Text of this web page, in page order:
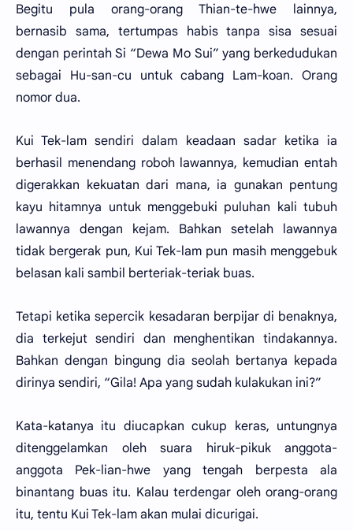
Begitu pula orang-orang Thian-te-hwe lainnya,
bernasib sama, tertumpas habis tanpa sisa sesuai
dengan perintah Si “Dewa Mo Sui” yang berkedudukan
sebagai Hu-san-cu untuk cabang Lam-koan. Orang
nomor dua.
Kui Tek-lam sendiri dalam keadaan sadar ketika ia
berhasil menendang roboh lawannya, kemudian entah
digerakkan kekuatan dari mana, ia gunakan pentung
kayu hitamnya untuk menggebuki puluhan kali tubuh
lawannya dengan kejam. Bahkan setelah lawannya
tidak bergerak pun, Kui Tek-lam pun masih menggebuk
belasan kali sambil berteriak-teriak buas.
Tetapi ketika sepercik kesadaran berpijar di benaknya,
dia terkejut sendiri dan menghentikan tindakannya.
Bahkan dengan bingung dia seolah bertanya kepada
dirinya sendiri, “Gila! Apa yang sudah kulakukan ini?”
Kata-katanya itu diucapkan cukup keras, untungnya
ditenggelamkan oleh suara hiruk-pikuk anggota-
anggota Pek-lian-hwe yang tengah berpesta ala
binantang buas itu. Kalau terdengar oleh orang-orang
itu, tentu Kui Tek-lam akan mulai dicurigai.